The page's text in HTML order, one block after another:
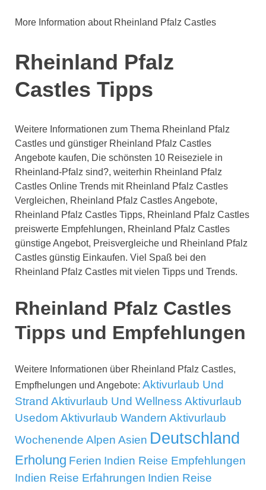
More Information about Rheinland Pfalz Castles
Rheinland Pfalz
Castles Tipps
Weitere Informationen zum Thema Rheinland Pfalz
Castles und günstiger Rheinland Pfalz Castles
Angebote kaufen, Die schönsten 10 Reiseziele in
Rheinland-Pfalz sind?, weiterhin Rheinland Pfalz
Castles Online Trends mit Rheinland Pfalz Castles
Vergleichen, Rheinland Pfalz Castles Angebote,
Rheinland Pfalz Castles Tipps, Rheinland Pfalz Castles
preiswerte Empfehlungen, Rheinland Pfalz Castles
günstige Angebot, Preisvergleiche und Rheinland Pfalz
Castles günstig Einkaufen. Viel Spaß bei den
Rheinland Pfalz Castles mit vielen Tipps und Trends.
Rheinland Pfalz Castles
Tipps und Empfehlungen
Weitere Informationen über Rheinland Pfalz Castles,
Empfhelungen und Angebote: Aktivurlaub Und
Strand Aktivurlaub Und Wellness Aktivurlaub
Usedom Aktivurlaub Wandern Aktivurlaub
Wochenende Alpen Asien Deutschland
Erholung Ferien Indien Reise Empfehlungen
Indien Reise Erfahrungen Indien Reise